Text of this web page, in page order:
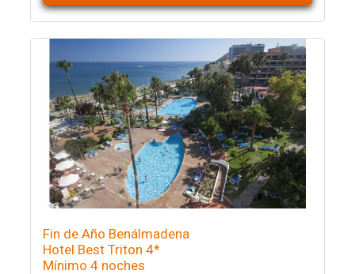
Fin de Año Benálmadena
Hotel Best Triton 4*
Mínimo 4 noches